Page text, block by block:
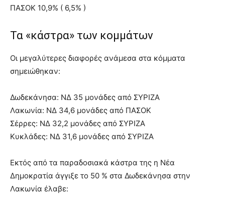
ΠΑΣΟΚ 10,9% ( 6,5% )
Τα «κάστρα» των κομμάτων
Οι μεγαλύτερες διαφορές ανάμεσα στα κόμματα
σημειώθηκαν:
Δωδεκάνησα: ΝΔ 35 μονάδες από ΣΥΡΙΖΑ
Λακωνία: ΝΔ 34,6 μονάδες από ΠΑΣΟΚ
Σέρρες: ΝΔ 32,2 μονάδες από ΣΥΡΙΖΑ
Κυκλάδες: ΝΔ 31,6 μονάδες από ΣΥΡΙΖΑ
Εκτός από τα παραδοσιακά κάστρα της η Νέα
Δημοκρατία άγγιξε το 50 % στα Δωδεκάνησα στην
Λακωνία έλαβε: